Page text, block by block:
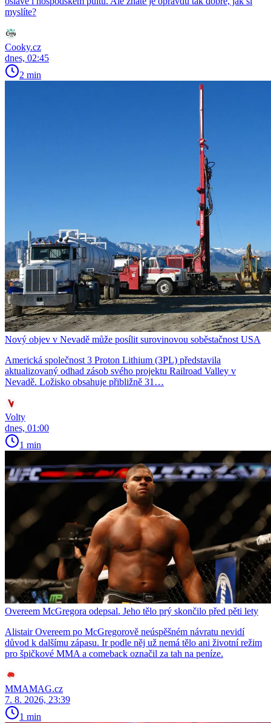
myslíte?
Cooky.cz
dnes, 02:45
2 min
Nový objev v Nevadě může posílit surovinovou soběstačnost USA
Americká společnost 3 Proton Lithium (3PL) představila
aktualizovaný odhad zásob svého projektu Railroad Valley v
Nevadě. Ložisko obsahuje přibližně 31…
Volty
dnes, 01:00
1 min
Overeem McGregora odepsal. Jeho tělo prý skončilo před pěti lety
Alistair Overeem po McGregorově neúspěšném návratu nevidí
důvod k dalšímu zápasu. Ir podle něj už nemá tělo ani životní režim
pro špičkové MMA a comeback označil za tah na peníze.
MMAMAG.cz
7. 8. 2026, 23:39
1 min